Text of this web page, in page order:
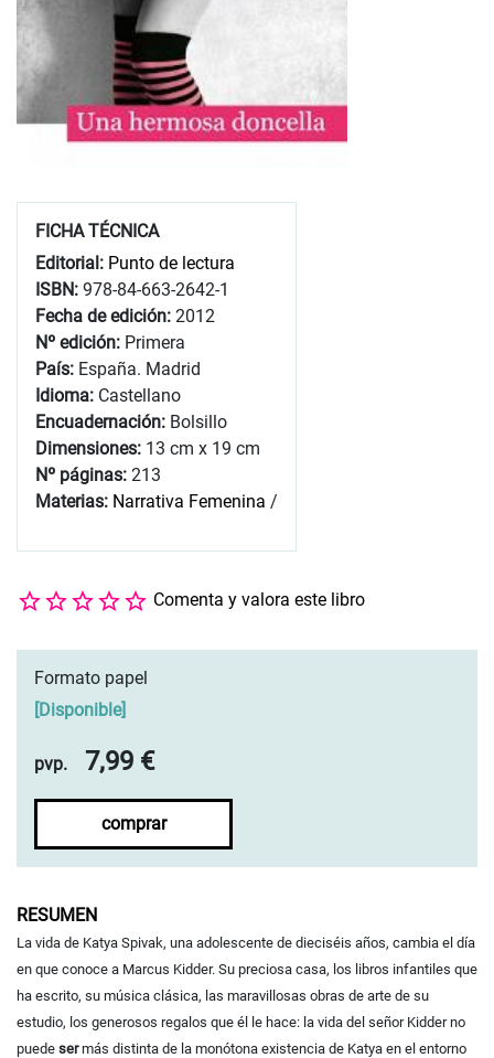
FICHA TÉCNICA
Editorial: Punto de lectura
ISBN: 978-84-663-2642-1
Fecha de edición: 2012
Nº edición: Primera
País: España. Madrid
Idioma: Castellano
Encuadernación: Bolsillo
Dimensiones: 13 cm x 19 cm
Nº páginas: 213
Materias: Narrativa Femenina /
Comenta y valora este libro
Formato papel
[Disponible]
pvp. 7,99 €
comprar
RESUMEN
La vida de Katya Spivak, una adolescente de dieciséis años, cambia el día
en que conoce a Marcus Kidder. Su preciosa casa, los libros infantiles que
ha escrito, su música clásica, las maravillosas obras de arte de su
estudio, los generosos regalos que él le hace: la vida del señor Kidder no
puede sermás distinta de la monótona existencia de Katya en el entorno